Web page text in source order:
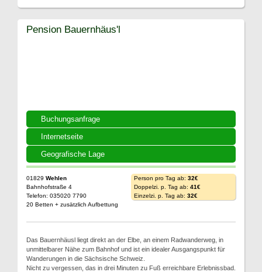
Buchungsanfrage
Internetseite
Geografische Lage
Pension Bauernhäus'l
01829 Wehlen
Bahnhofstraße 4
Telefon: 035020 7790
20 Betten + zusätzlich Aufbettung
Person pro Tag ab: 32€
Doppelzi. p. Tag ab: 41€
Einzelzi. p. Tag ab: 32€
Das Bauernhäusl liegt direkt an der Elbe, an einem Radwanderweg, in
unmittelbarer Nähe zum Bahnhof und ist ein idealer Ausgangspunkt für
Wanderungen in die Sächsische Schweiz.
Nicht zu vergessen, das in drei Minuten zu Fuß erreichbare Erlebnissbad.